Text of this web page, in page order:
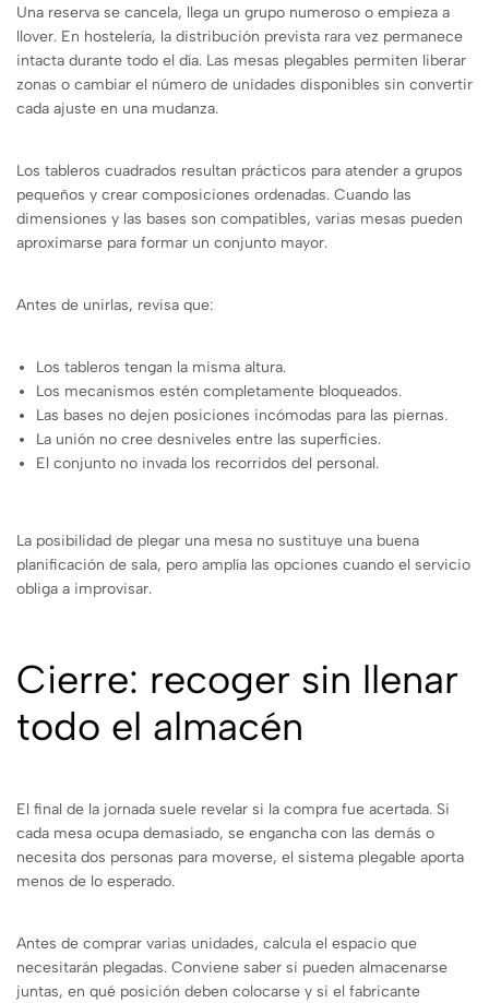
Una reserva se cancela, llega un grupo numeroso o empieza a
llover. En hostelería, la distribución prevista rara vez permanece
intacta durante todo el día. Las mesas plegables permiten liberar
zonas o cambiar el número de unidades disponibles sin convertir
cada ajuste en una mudanza.
Los tableros cuadrados resultan prácticos para atender a grupos
pequeños y crear composiciones ordenadas. Cuando las
dimensiones y las bases son compatibles, varias mesas pueden
aproximarse para formar un conjunto mayor.
Antes de unirlas, revisa que:
Los tableros tengan la misma altura.
Los mecanismos estén completamente bloqueados.
Las bases no dejen posiciones incómodas para las piernas.
La unión no cree desniveles entre las superficies.
El conjunto no invada los recorridos del personal.
La posibilidad de plegar una mesa no sustituye una buena
planificación de sala, pero amplía las opciones cuando el servicio
obliga a improvisar.
Cierre: recoger sin llenar
todo el almacén
El final de la jornada suele revelar si la compra fue acertada. Si
cada mesa ocupa demasiado, se engancha con las demás o
necesita dos personas para moverse, el sistema plegable aporta
menos de lo esperado.
Antes de comprar varias unidades, calcula el espacio que
necesitarán plegadas. Conviene saber si pueden almacenarse
juntas, en qué posición deben colocarse y si el fabricante